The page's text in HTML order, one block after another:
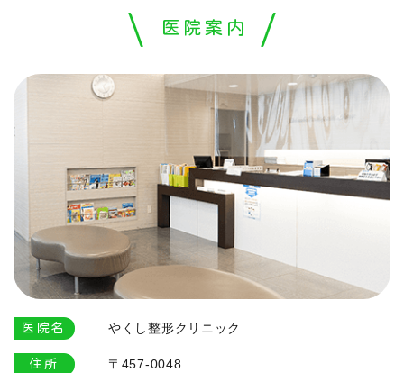
医院案内
医院名 やくし整形クリニック
住所
〒457-0048